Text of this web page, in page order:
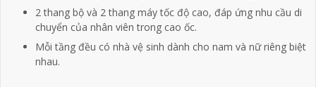
2 thang bộ và 2 thang máy tốc độ cao, đáp ứng nhu cầu di
chuyển của nhân viên trong cao ốc.
Mỗi tầng đều có nhà vệ sinh dành cho nam và nữ riêng biệt
nhau.